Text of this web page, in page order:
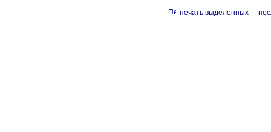
печать выделенных -